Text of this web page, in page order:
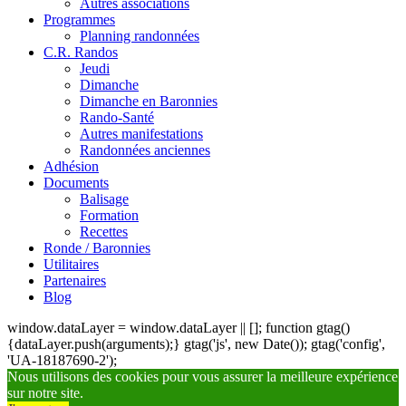
Programmes
Planning randonnées
C.R. Randos
Jeudi
Dimanche
Dimanche en Baronnies
Rando-Santé
Autres manifestations
Randonnées anciennes
Adhésion
Documents
Balisage
Formation
Recettes
Ronde / Baronnies
Utilitaires
Partenaires
Blog
window.dataLayer = window.dataLayer || []; function gtag()
{dataLayer.push(arguments);} gtag('js', new Date()); gtag('config',
'UA-18187690-2');
Nous utilisons des cookies pour vous assurer la meilleure expérience
sur notre site.